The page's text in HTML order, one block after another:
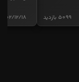
5099 بازدید 1402/12/18